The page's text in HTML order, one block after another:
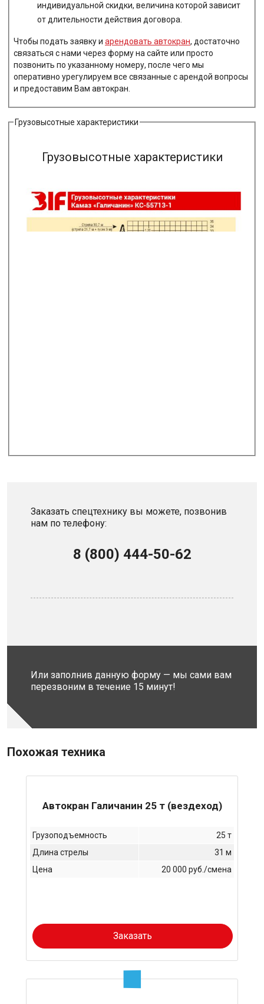
индивидуальной скидки, величина которой зависит
от длительности действия договора.
Чтобы подать заявку и арендовать автокран, достаточно
связаться с нами через форму на сайте или просто
позвонить по указанному номеру, после чего мы
оперативно урегулируем все связанные с арендой вопросы
и предоставим Вам автокран.
Грузовысотные характеристики
Грузовысотные характеристики
Заказать спецтехнику вы можете, позвонив
нам по телефону:
8 (800) 444-50-62
Или заполнив данную форму — мы сами вам
перезвоним в течение 15 минут!
Похожая техника
Автокран Галичанин 25 т (вездеход)
Грузоподъемность
25 т
Длина стрелы
31 м
Цена
20 000 руб./смена
Заказать